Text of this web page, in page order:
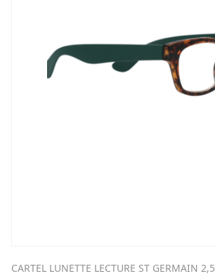
CARTEL LUNETTE LECTURE ST GERMAIN 2,5